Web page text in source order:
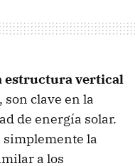
estructura vertical
son clave en la
de energía solar.
simplemente la
a los